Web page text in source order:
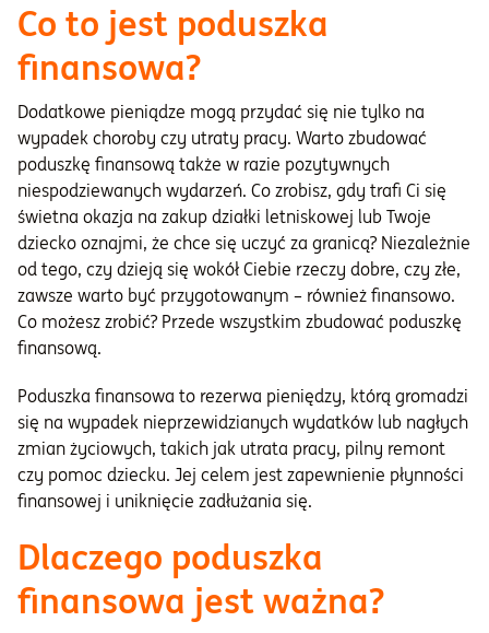
Co to jest poduszka
finansowa?
Dodatkowe pieniądze mogą przydać się nie tylko na
wypadek choroby czy utraty pracy. Warto zbudować
poduszkę finansową także w razie pozytywnych
niespodziewanych wydarzeń. Co zrobisz, gdy trafi Ci się
świetna okazja na zakup działki letniskowej lub Twoje
dziecko oznajmi, że chce się uczyć za granicą? Niezależnie
od tego, czy dzieją się wokół Ciebie rzeczy dobre, czy złe,
zawsze warto być przygotowanym – również finansowo.
Co możesz zrobić? Przede wszystkim zbudować poduszkę
finansową.
Poduszka finansowa to rezerwa pieniędzy, którą gromadzi
się na wypadek nieprzewidzianych wydatków lub nagłych
zmian życiowych, takich jak utrata pracy, pilny remont
czy pomoc dziecku. Jej celem jest zapewnienie płynności
finansowej i uniknięcie zadłużania się.
Dlaczego poduszka
finansowa jest ważna?